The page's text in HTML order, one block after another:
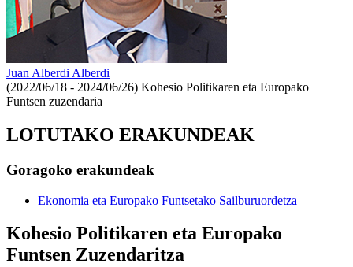
Juan Alberdi Alberdi
(2022/06/18 - 2024/06/26) Kohesio Politikaren eta Europako
Funtsen zuzendaria
LOTUTAKO ERAKUNDEAK
Goragoko erakundeak
Ekonomia eta Europako Funtsetako Sailburuordetza
Kohesio Politikaren eta Europako
Funtsen Zuzendaritza